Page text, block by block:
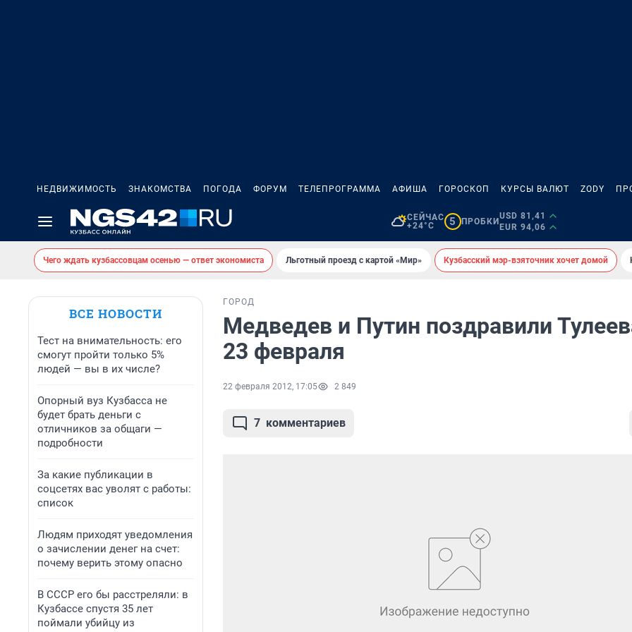
НЕДВИЖИМОСТЬ ЗНАКОМСТВА ПОГОДА ФОРУМ ТЕЛЕПРОГРАММА АФИША ГОРОСКОП КУРСЫ ВАЛЮТ ZODY
СЕЙЧАС
+24°C
5 ПРОБКИ
USD 81,41
EUR 94,06
Чего ждать кузбассовцам осенью — ответ экономиста Льготный проезд с картой «Мир» Кузбасский мэр-взяточник хочет домой
ВСЕ НОВОСТИ
Тест на внимательность: его
смогут пройти только 5%
людей — вы в их числе?
Опорный вуз Кузбасса не
будет брать деньги с
отличников за общаги —
подробности
За какие публикации в
соцсетях вас уволят с работы:
список
Людям приходят уведомления
о зачислении денег на счет:
почему верить этому опасно
В СССР его бы расстреляли: в
Кузбассе спустя 35 лет
поймали убийцу из
ГОРОД
Медведев и Путин поздравили
23 февраля
22 февраля 2012, 17:05 2 849
7 комментариев